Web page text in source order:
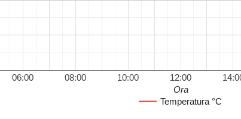
Temperatura °C
06:00 08:00 10:00 12:00
Ora